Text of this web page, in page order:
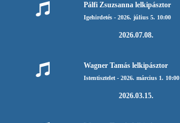
Pálfi Zsuzsanna lelkipásztor
Igehirdetés - 2026. július 5. 10:00
2026.07.08.
Wagner Tamás lelkipásztor
Istentisztelet - 2026. március 1. 10:00
2026.03.15.